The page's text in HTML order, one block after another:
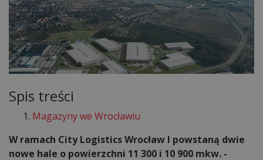
Spis treści
Magazyny we Wrocławiu
W ramach City Logistics Wrocław I powstaną dwie
nowe hale o powierzchni 11 300 i 10 900 mkw. -